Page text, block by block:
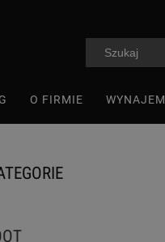
O FIRMIE WYNAJEM